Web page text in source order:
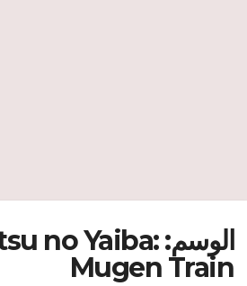
الوسم:no Yaiba:
Mugen Train